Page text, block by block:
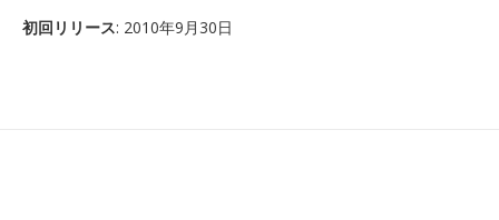
初回リリース: 2010年9月30日